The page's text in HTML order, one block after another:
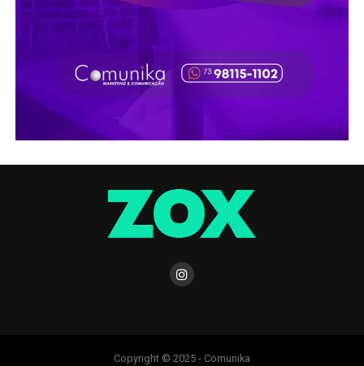
Copyright © 2025 - Comunika